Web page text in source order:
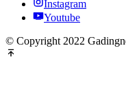
Instagram
Youtube
© Copyright 2022